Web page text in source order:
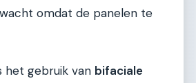
omdat de panelen te
het gebruik van bifaciale